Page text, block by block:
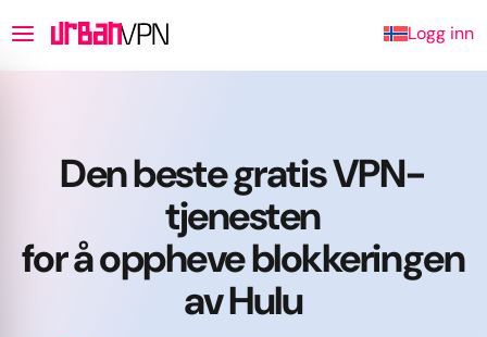
Logg inn
Den beste gratis VPN-
tjenesten
for å oppheve blokkeringen
av Hulu